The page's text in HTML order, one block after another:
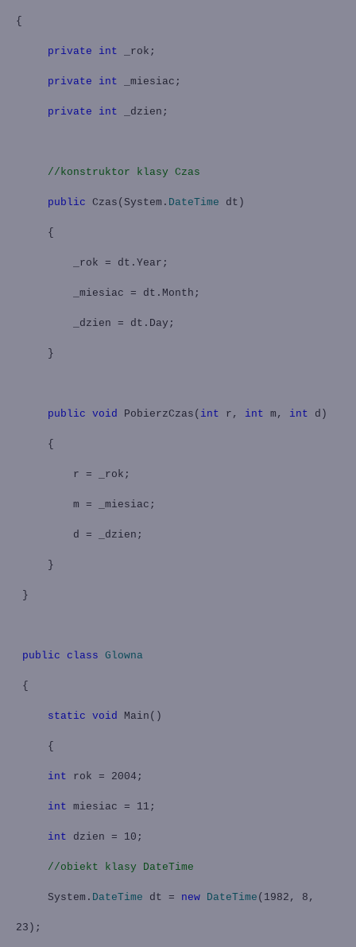
{
private int _rok;
private int _miesiac;
private int _dzien;
//konstruktor klasy Czas
public Czas(System. DateTime dt)
{
_rok = dt.Year;
_miesiac = dt.Month;
_dzien = dt.Day;
}
public void PobierzCzas( int r, int m, int d)
{
r = _rok;
m = _miesiac;
d = _dzien;
}
}
public class Glowna
{
static void Main ()
{
int rok = 2004;
int miesiac = 11;
int dzien = 10;
//obiekt klasy DateTime
System. DateTime dt = new DateTime (1982, 8,
23);